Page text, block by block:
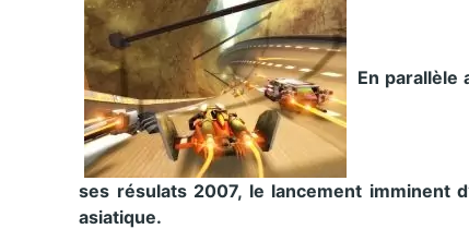
En parallèle
ses résulats 2007, le lancement imminent
asiatique.